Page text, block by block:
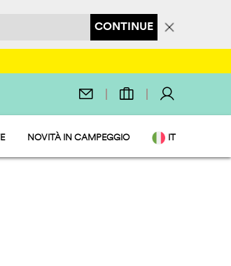
CONTINUE
NOVITÀ IN CAMPEGGIO IT